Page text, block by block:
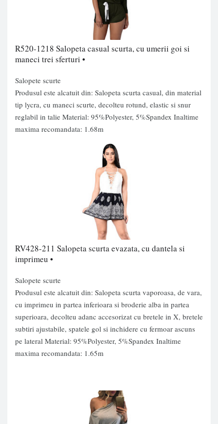
R520-1218 Salopeta casual scurta, cu umerii goi si
maneci trei sferturi •
Salopete scurte
Produsul este alcatuit din: Salopeta scurta casual, din material
tip lycra, cu maneci scurte, decolteu rotund, elastic si snur
reglabil in talie Material: 95%Polyester, 5%Spandex Inaltime
maxima recomandata: 1.68m
RV428-211 Salopeta scurta evazata, cu dantela si
imprimeu •
Salopete scurte
Produsul este alcatuit din: Salopeta scurta vaporoasa, de vara,
cu imprimeu in partea inferioara si broderie alba in partea
superioara, decolteu adanc accesorizat cu bretele in X, bretele
subtiri ajustabile, spatele gol si inchidere cu fermoar ascuns
pe lateral Material: 95%Polyester, 5%Spandex Inaltime
maxima recomandata: 1.65m